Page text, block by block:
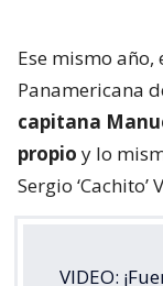
Ese mismo
Panamericana
capitana
propio y lo
Sergio ‘Cachito’
VIDEO: